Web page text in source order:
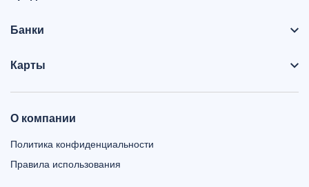
Банки
Карты
О компании
Политика конфиденциальности
Правила использования